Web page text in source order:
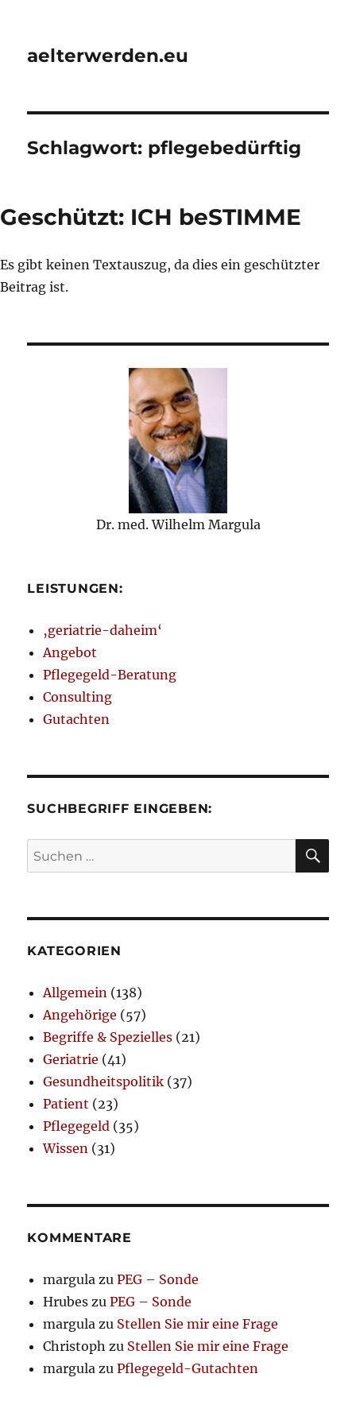
aelterwerden.eu
Schlagwort: pflegebedürftig
Geschützt: ICH beSTIMME
Es gibt keinen Textauszug, da dies ein geschützter
Beitrag ist.
Dr. med. Wilhelm Margula
LEISTUNGEN:
‚geriatrie-daheim‘
Angebot
Pflegegeld-Beratung
Consulting
Gutachten
SUCHBEGRIFF EINGEBEN:
Suchen
nach:
KATEGORIEN
Allgemein (138)
Angehörige (57)
Begriffe & Spezielles (21)
Geriatrie (41)
Gesundheitspolitik (37)
Patient (23)
Pflegegeld (35)
Wissen (31)
KOMMENTARE
margula zuPEG – Sonde
Hrubes zuPEG – Sonde
margula zu Stellen Sie mir eine Frage
Christoph zu Stellen Sie mir eine Frage
margula zuPflegegeld-Gutachten